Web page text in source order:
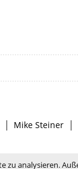
| Mike Steiner |
zu analysieren.